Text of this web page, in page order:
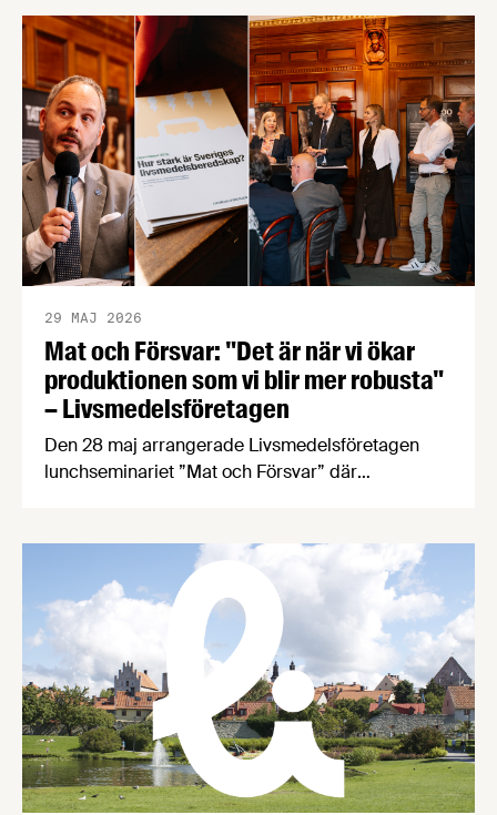
Mat och Försvar: "Det är när vi ökar
produktionen som vi blir mer robusta"
– Livsmedelsföretagen
29 MAJ 2026
Den 28 maj arrangerade Livsmedelsföretagen
lunchseminariet ”Mat och Försvar” där
Sveriges livsmedelsberedskap utifrån rapporten
”Hur stark är Sveriges livsmedelsberedskap?”
Livsmedelsföretagens rapport Hur stark är
Sveriges livsmedelsberedskap?